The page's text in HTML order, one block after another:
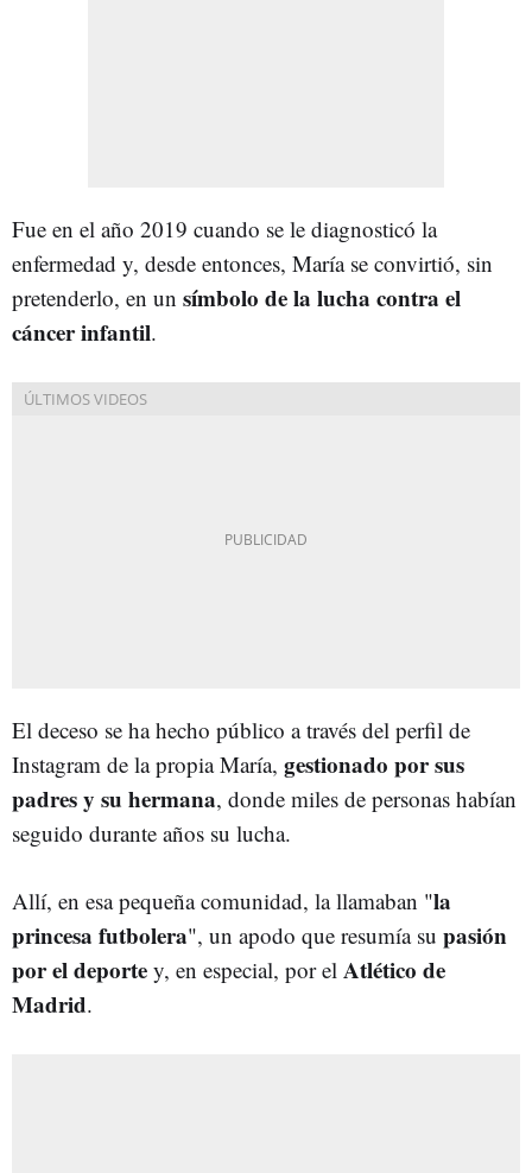
Fue en el año 2019 cuando se le diagnosticó la
enfermedad y, desde entonces, María se convirtió, sin
pretenderlo, en un símbolo de la lucha contra el
cáncer infantil.
El deceso se ha hecho público a través del perfil de
Instagram de la propia María, gestionado por sus
padres y su hermana, donde miles de personas habían
seguido durante años su lucha.
Allí, en esa pequeña comunidad, la llamaban "la
princesa futbolera", un apodo que resumía su pasión
por el deporte y, en especial, por el Atlético de
Madrid.